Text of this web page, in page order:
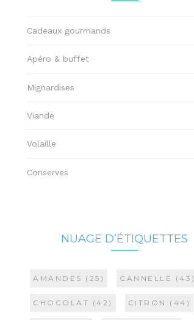
Cadeaux gourmands
Apéro & buffet
Mignardises
Viande
Volaille
Conserves
NUAGE D’ÉTIQUETTES
AMANDES (25) CANNELLE (43)
CHOCOLAT (42) CITRON (44)